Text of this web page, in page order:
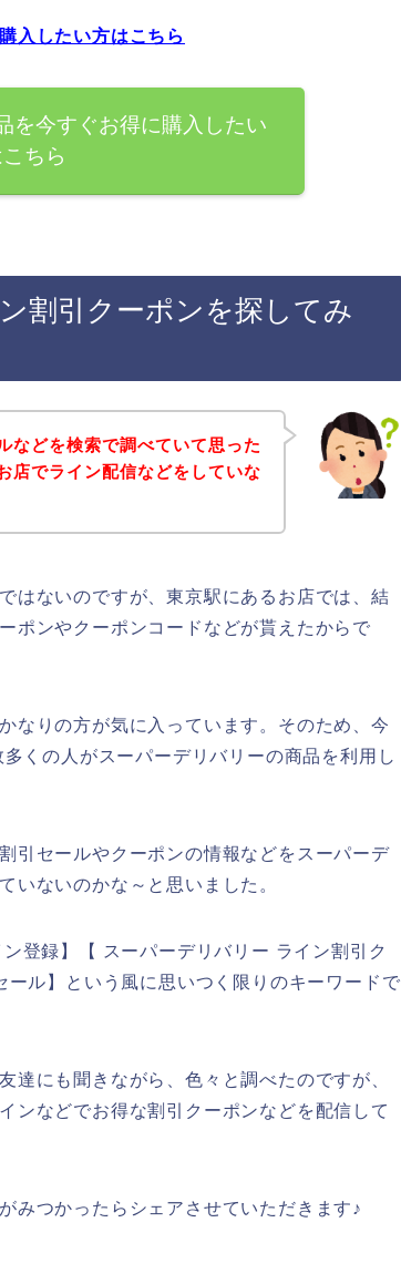
入したい方はこちら
を今すぐお得に購入したい
ちら
割引クーポンを探してみ
などを検索で調べていて思った
店でライン配信などをしていな
はないのですが、東京駅にあるお店では、結
ポンやクーポンコードなどが貰えたからで
なりの方が気に入っています。そのため、今
くの人がスーパーデリバリーの商品を利用し
引セールやクーポンの情報などをスーパーデ
いないのかな～と思いました。
登録】【 スーパーデリバリー ライン割引ク
ル】という風に思いつく限りのキーワードで
達にも聞きながら、色々と調べたのですが、
ンなどでお得な割引クーポンなどを配信して
みつかったらシェアさせていただきます♪